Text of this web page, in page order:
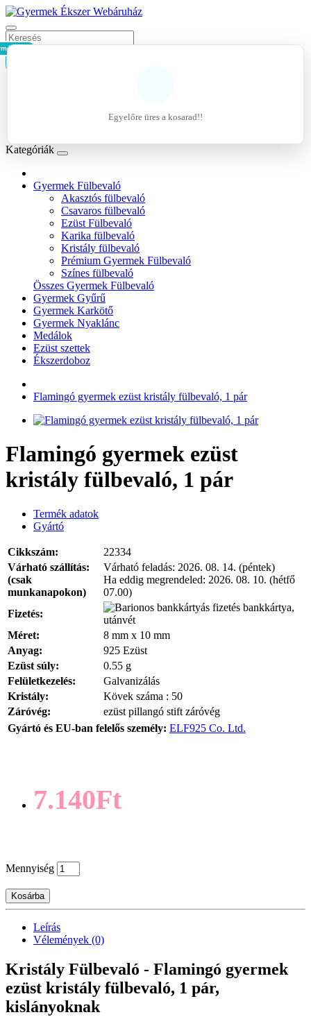
- 0Ft
Egyelőre üres a kosarad!!
Kategóriák
Gyermek Fülbevaló
Akasztós fülbevaló
Csavaros fülbevaló
Ezüst Fülbevaló
Karika fülbevaló
Kristály fülbevaló
Prémium Gyermek Fülbevaló
Színes fülbevaló
Összes Gyermek Fülbevaló
Gyermek Gyűrű
Gyermek Karkötő
Gyermek Nyaklánc
Medálok
Ezüst szettek
Ékszerdoboz
Flamingó gyermek ezüst kristály fülbevaló, 1 pár
Flamingó gyermek ezüst
kristály fülbevaló, 1 pár
Termék adatok
Gyártó
Cikkszám:
22334
Várható szállítás:
(csak
munkanapokon)
Várható feladás: 2026. 08. 14. (péntek)
Ha eddig megrendeled: 2026. 08. 10. (hétfő
07.00)
Fizetés:
bankkártya,
utánvét
Méret:
8 mm x 10 mm
Anyag:
925 Ezüst
Ezüst súly:
0.55 g
Felületkezelés:
Galvanizálás
Kristály:
Kövek száma : 50
Záróvég:
ezüst pillangó stift záróvég
Gyártó és EU-ban felelős személy: ELF925 Co. Ltd.
7.140Ft
Mennyiség
Kosárba
Leírás
Vélemények (0)
Kristály Fülbevaló - Flamingó gyermek
ezüst kristály fülbevaló, 1 pár,
kislányoknak